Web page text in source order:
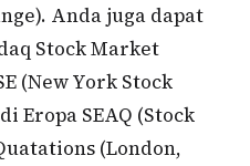
Anda juga dapat
Stock Market
(New York Stock
Eropa SEAQ (Stock
(London,